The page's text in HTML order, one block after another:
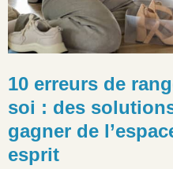
10 erreurs de
soi : des
gagner de
esprit